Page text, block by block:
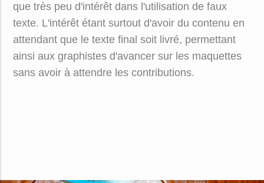
que très peu d'intérêt dans l'utilisation de faux
texte. L'intérêt étant surtout d'avoir du contenu en
attendant que le texte final soit livré, permettant
ainsi aux graphistes d'avancer sur les maquettes
sans avoir à attendre les contributions.